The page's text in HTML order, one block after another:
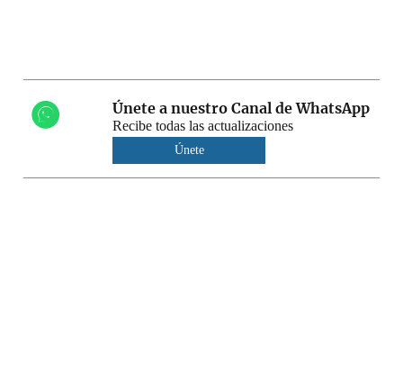
Únete a nuestro Canal de WhatsApp
Recibe todas las actualizaciones
Únete